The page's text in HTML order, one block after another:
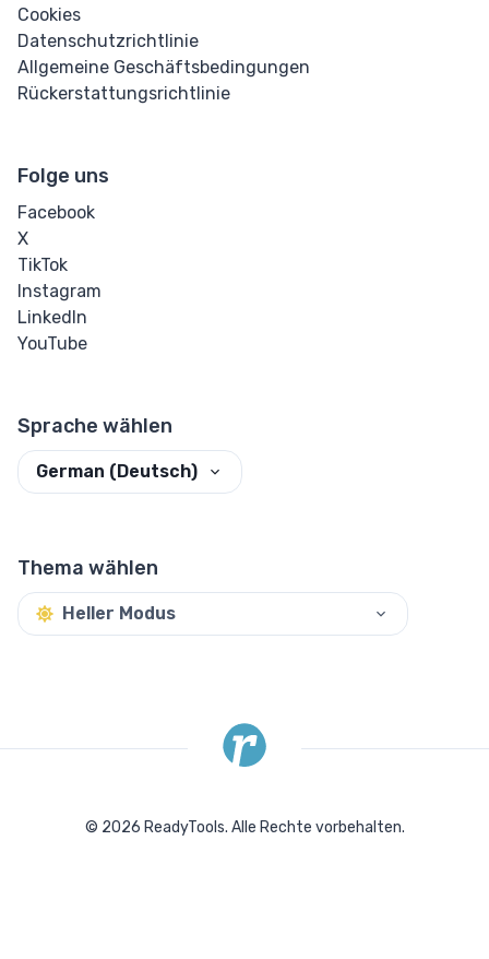
Cookies
Datenschutzrichtlinie
Allgemeine Geschäftsbedingungen
Rückerstattungsrichtlinie
Folge uns
Facebook
X
TikTok
Instagram
LinkedIn
YouTube
Sprache wählen
German (Deutsch)
Thema wählen
Heller Modus
© 2026 ReadyTools. Alle Rechte vorbehalten.